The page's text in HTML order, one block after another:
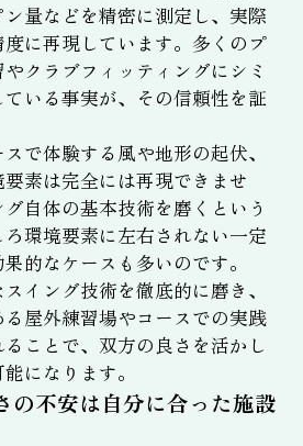
量などを精密に測定し、実際
に再現しています。多くのプ
クラブフィッティングにシミ
いる事実が、その信頼性を証
で体験する風や地形の起伏、
素は完全には再現できませ
自体の基本技術を磨くという
環境要素に左右されない一定
的なケースも多いのです。
イング技術を徹底的に磨き、
屋外練習場やコースでの実践
ことで、双方の良さを活かし
になります。
の不安は自分に合った施設